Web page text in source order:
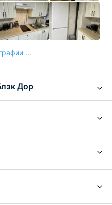
...
Дор